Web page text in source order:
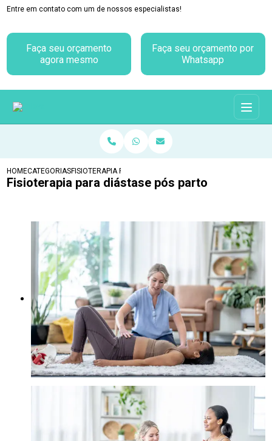
Entre em contato com um de nossos especialistas!
Faça seu orçamento
agora mesmo
Faça seu orçamento por
Whatsapp
HOMECATEGORIASFISIOTERAPIA PARA DIÁSTASE PÓS PARTO
Fisioterapia para diástase pós parto